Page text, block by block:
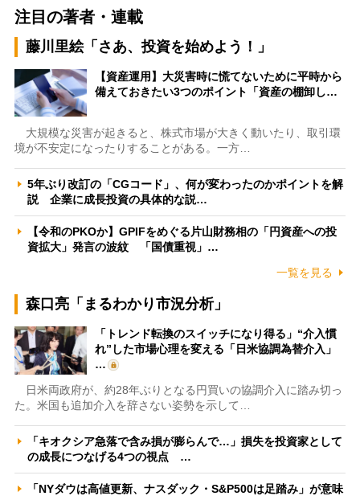
注目の著者・連載
藤川里絵「さあ、投資を始めよう！」
【資産運用】大災害時に慌てないために平時から
備えておきたい3つのポイント「資産の棚卸し…
大規模な災害が起きると、株式市場が大きく動いたり、取引環
境が不安定になったりすることがある。一方…
5年ぶり改訂の「CGコード」、何が変わったのかポイントを解
説 企業に成長投資の具体的な説…
【令和のPKOか】GPIFをめぐる片山財務相の「円資産への投
資拡大」発言の波紋 「国債重視」…
一覧を見る
森口亮「まるわかり市況分析」
「トレンド転換のスイッチになり得る」“介入慣
れ”した市場心理を変える「日米協調為替介入」
…
日米両政府が、約28年ぶりとなる円買いの協調介入に踏み切っ
た。米国も追加介入を辞さない姿勢を示して…
「キオクシア急落で含み損が膨らんで…」損失を投資家として
の成長につなげる4つの視点 …
「NYダウは高値更新、ナスダック・S&P500は足踏み」が意味